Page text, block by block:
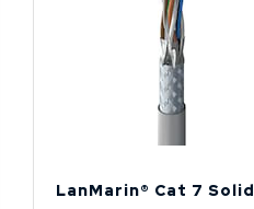
LanMarin® Cat 7 Solid